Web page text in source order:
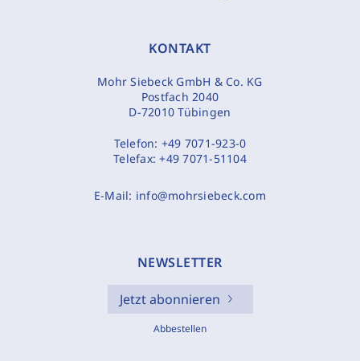
KONTAKT
Mohr Siebeck GmbH & Co. KG
Postfach 2040
D-72010 Tübingen
Telefon: +49 7071-923-0
Telefax:+49 7071-51104
E-Mail: info@mohrsiebeck.com
NEWSLETTER
Jetzt abonnieren
Abbestellen